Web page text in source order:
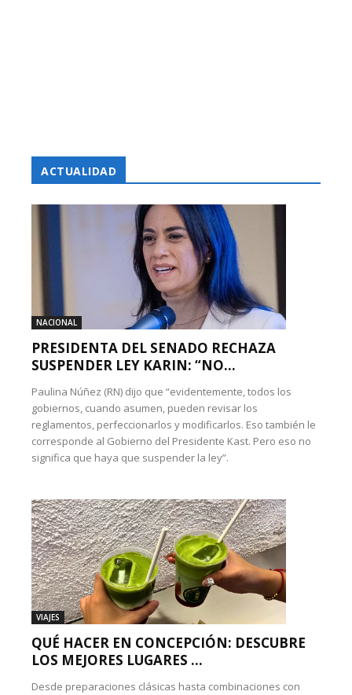
ACTUALIDAD
NACIONAL
PRESIDENTA DEL SENADO RECHAZA
SUSPENDER LEY KARIN: “NO...
Paulina Núñez (RN) dijo que “evidentemente, todos los
gobiernos, cuando asumen, pueden revisar los
reglamentos, perfeccionarlos y modificarlos. Eso también le
corresponde al Gobierno del Presidente Kast. Pero eso no
significa que haya que suspender la ley”.
VIAJES
QUÉ HACER EN CONCEPCIÓN: DESCUBRE
LOS MEJORES LUGARES ...
Desde preparaciones clásicas hasta combinaciones con